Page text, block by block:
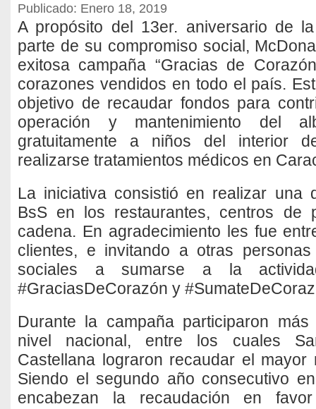
Publicado: Enero 18, 2019
A propósito del 13er. aniversario de
parte de su compromiso social,
exitosa campaña “Gracias de
corazones vendidos en todo el país.
objetivo de recaudar fondos para
operación y mantenimiento del
gratuitamente a niños del interior
realizarse tratamientos médicos en
La iniciativa consistió en realizar una
BsS en los restaurantes, centros de
cadena. En agradecimiento les fue
clientes, e invitando a otras
sociales a sumarse a la
#GraciasDeCorazón y
Durante la campaña participaron
nivel nacional, entre los cuales
Castellana lograron recaudar el mayor
Siendo el segundo año consecutivo
encabezan la recaudación en